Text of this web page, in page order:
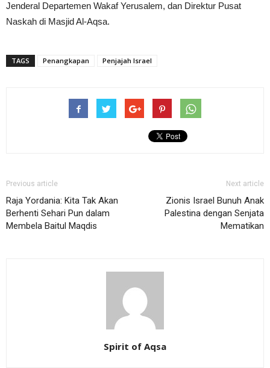
Jenderal Departemen Wakaf Yerusalem, dan Direktur Pusat
Naskah di Masjid Al-Aqsa.
TAGS Penangkapan Penjajah Israel
Previous article
Raja Yordania: Kita Tak Akan
Berhenti Sehari Pun dalam
Membela Baitul Maqdis
Next article
Zionis Israel Bunuh Anak
Palestina dengan Senjata
Mematikan
Spirit of Aqsa